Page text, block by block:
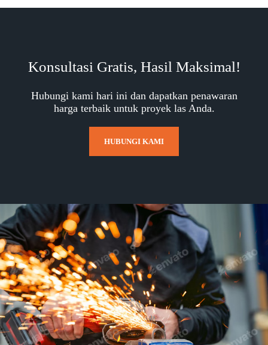
Konsultasi Gratis, Hasil Maksimal!
Hubungi kami hari ini dan dapatkan penawaran
harga terbaik untuk proyek las Anda.
HUBUNGI KAMI